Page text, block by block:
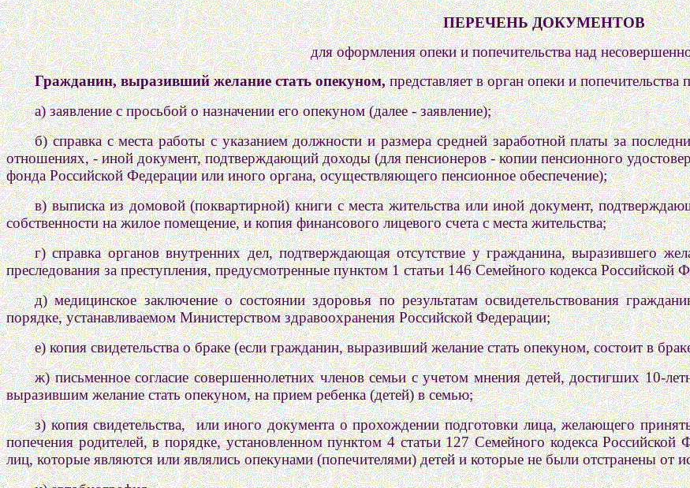
ПЕРЕЧЕНЬ ДОКУМЕНТОВ
для оформления опеки и попечительства над
Гражданин, выразивший желание стать опекуном,представляет в орган опеки и
а) заявление с просьбой о назначении его опекуном (далее - заявление);
б) справка с места работы с указанием должности и размера средней заработной платы за
отношениях, - иной документ, подтверждающий доходы (для пенсионеров - копии пенсионного
фонда Российской Федерации или иного органа, осуществляющего пенсионное обеспечение);
в) выписка из домовой (поквартирной) книги с места жительства или иной документ,
собственности на жилое помещение, и копия финансового лицевого счета с места жительства;
г) справка органов внутренних дел, подтверждающая отсутствие у гражданина, выразившего
преследования за преступления, предусмотренные пунктом 1 статьи 146 Семейного кодекса Российской
д) медицинское заключение о состоянии здоровья по результатам освидетельствования
порядке, устанавливаемом Министерством здравоохранения Российской Федерации;
е) копия свидетельства о браке (если гражданин, выразивший желание стать опекуном, состоит в
ж) письменное согласие совершеннолетних членов семьи с учетом мнения детей, достигших 10-
выразившим желание стать опекуном, на прием ребенка (детей) в семью;
з) копия свидетельства, или иного документа о прохождении подготовки лица, желающего
попечения родителей, в порядке, установленном пунктом 4 статьи 127 Семейного кодекса Российской
лиц, которые являются или являлись опекунами (попечителями) детей и которые не были отстранены от